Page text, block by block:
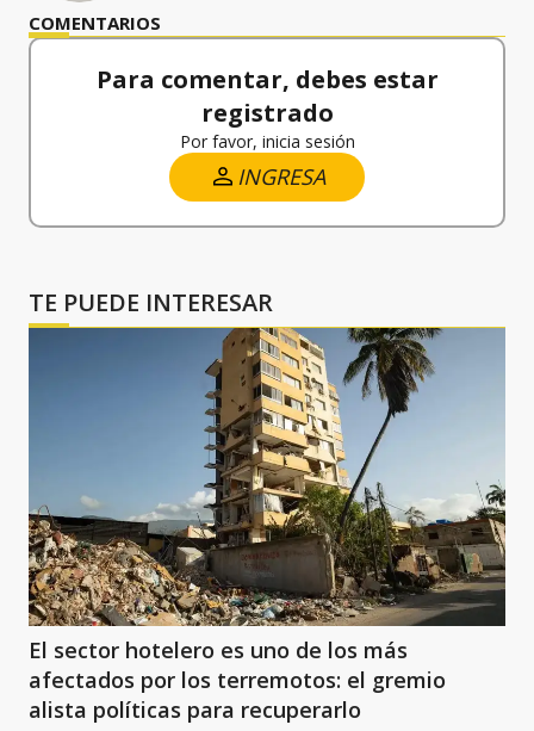
COMENTARIOS
Para comentar, debes estar
registrado
Por favor, inicia sesión
INGRESA
TE PUEDE INTERESAR
El sector hotelero es uno de los más
afectados por los terremotos: el gremio
alista políticas para recuperarlo